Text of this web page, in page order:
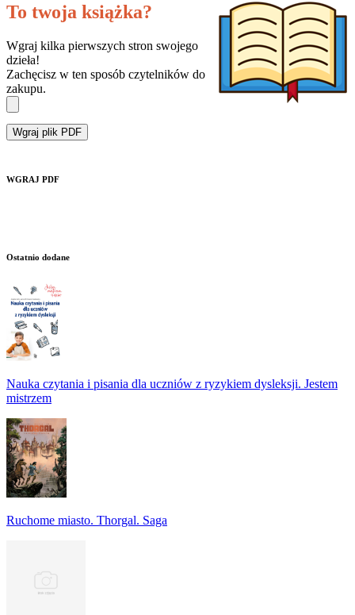
To twoja książka?
Wgraj kilka pierwszych stron swojego
dzieła!
Zachęcisz w ten sposób czytelników do
zakupu.
Wgraj plik PDF
WGRAJ PDF
Ostatnio dodane
Nauka czytania i pisania dla uczniów z ryzykiem dysleksji. Jestem
mistrzem
Ruchome miasto. Thorgal. Saga